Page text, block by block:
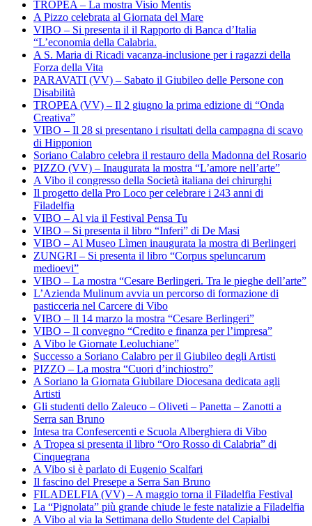
TROPEA – La mostra Visio Mentis
A Pizzo celebrata al Giornata del Mare
VIBO – Si presenta il il Rapporto di Banca d’Italia
“L’economia della Calabria.
A S. Maria di Ricadi vacanza-inclusione per i ragazzi della
Forza della Vita
PARAVATI (VV) – Sabato il Giubileo delle Persone con
Disabilità
TROPEA (VV) – Il 2 giugno la prima edizione di “Onda
Creativa”
VIBO – Il 28 si presentano i risultati della campagna di scavo
di Hipponion
Soriano Calabro celebra il restauro della Madonna del Rosario
PIZZO (VV) – Inaugurata la mostra “L’amore nell’arte”
A Vibo il congresso della Società italiana dei chirurghi
Il progetto della Pro Loco per celebrare i 243 anni di
Filadelfia
VIBO – Al via il Festival Pensa Tu
VIBO – Si presenta il libro “Inferi” di De Masi
VIBO – Al Museo Lìmen inaugurata la mostra di Berlingeri
ZUNGRI – Si presenta il libro “Corpus speluncarum
medioevi”
VIBO – La mostra “Cesare Berlingeri. Tra le pieghe dell’arte”
L’Azienda Mulinum avvia un percorso di formazione di
pasticceria nel Carcere di Vibo
VIBO – Il 14 marzo la mostra “Cesare Berlingeri”
VIBO – Il convegno “Credito e finanza per l’impresa”
A Vibo le Giornate Leoluchiane”
Successo a Soriano Calabro per il Giubileo degli Artisti
PIZZO – La mostra “Cuori d’inchiostro”
A Soriano la Giornata Giubilare Diocesana dedicata agli
Artisti
Gli studenti dello Zaleuco – Oliveti – Panetta – Zanotti a
Serra san Bruno
Intesa tra Confesercenti e Scuola Alberghiera di Vibo
A Tropea si presenta il libro “Oro Rosso di Calabria” di
Cinquegrana
A Vibo si è parlato di Eugenio Scalfari
Il fascino del Presepe a Serra San Bruno
FILADELFIA (VV) – A maggio torna il Filadelfia Festival
La “Pignolata” più grande chiude le feste natalizie a Filadelfia
A Vibo al via la Settimana dello Studente del Capialbi